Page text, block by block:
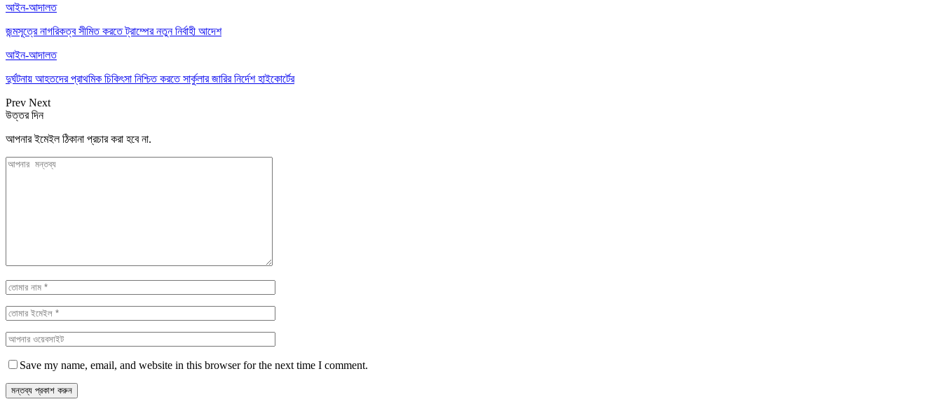
আইন-আদালত
জন্মসূত্রে নাগরিকত্ব সীমিত করতে ট্রাম্পের নতুন নির্বাহী আদেশ
আইন-আদালত
দুর্ঘটনায় আহতদের প্রাথমিক চিকিৎসা নিশ্চিত করতে সার্কুলার জারির নির্দেশ হাইকোর্টের
Prev Next
উত্তর দিন
আপনার ইমেইল ঠিকানা প্রচার করা হবে না.
Save my name, email, and website in this browser for the next time I comment.